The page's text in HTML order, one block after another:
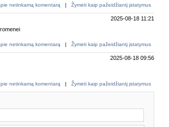
netinkamą komentarą | Žymėti kaip pažeidžiantį įstatymus
2025-08-18 11:21
netinkamą komentarą | Žymėti kaip pažeidžiantį įstatymus
2025-08-18 09:56
netinkamą komentarą | Žymėti kaip pažeidžiantį įstatymus